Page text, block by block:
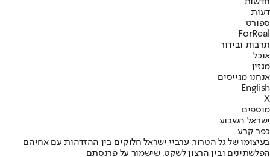
דעות
ספורט
ForReal
תרבות ובידור
אוכל
מגזין
אנחנו מגייסים
English
X
מוספים
ישראל השבוע
כפר קרע
בעיצומו של גל הטרור, ערביי ישראל חלוקים בין ההזדהות עם אחיהם
הפלשתינים ובין הרצון לשקט, שישמור על פרנסתם